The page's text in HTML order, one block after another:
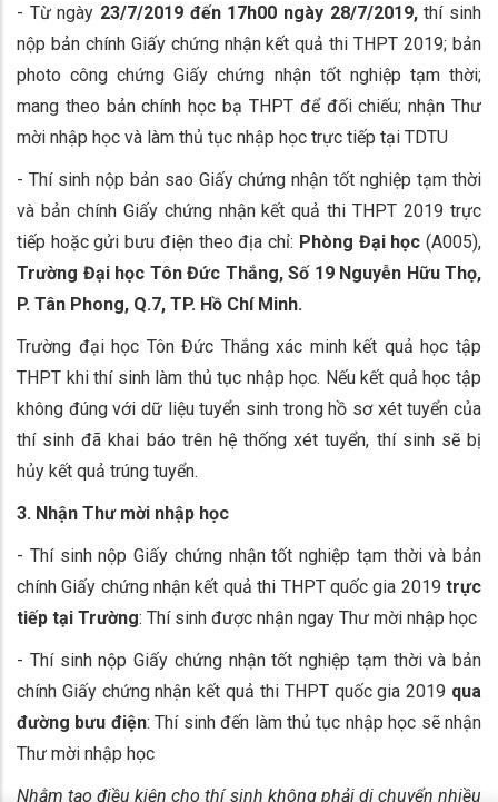
- Từ ngày 23/7/2019 đến 17h00 ngày 28/7/2019,thí sinh
nộp bản chính Giấy chứng nhận kết quả thi THPT 2019; bản
photo công chứng Giấy chứng nhận tốt nghiệp tạm thời;
mang theo bản chính học bạ THPT để đối chiếu; nhận Thư
mời nhập học và làm thủ tục nhập học trực tiếp tại TDTU
- Thí sinh nộp bản sao Giấy chứng nhận tốt nghiệp tạm thời
và bản chính Giấy chứng nhận kết quả thi THPT 2019 trực
tiếp hoặc gửi bưu điện theo địa chỉ: Phòng Đại học (A005),
Trường Đại học Tôn Đức Thắng, Số 19 Nguyễn Hữu Thọ,
P. Tân Phong, Q.7, TP. Hồ Chí Minh.
Trường đại học Tôn Đức Thắng xác minh kết quả học tập
THPT khi thí sinh làm thủ tục nhập học. Nếu kết quả học tập
không đúng với dữ liệu tuyển sinh trong hồ sơ xét tuyển của
thí sinh đã khai báo trên hệ thống xét tuyển, thí sinh sẽ bị
hủy kết quả trúng tuyển.
3. Nhận Thư mời nhập học
- Thí sinh nộp Giấy chứng nhận tốt nghiệp tạm thời và bản
chính Giấy chứng nhận kết quả thi THPT quốc gia 2019 trực
tiếp tại Trường: Thí sinh được nhận ngay Thư mời nhập học
- Thí sinh nộp Giấy chứng nhận tốt nghiệp tạm thời và bản
chính Giấy chứng nhận kết quả thi THPT quốc gia 2019 qua
đường bưu điện: Thí sinh đến làm thủ tục nhập học sẽ nhận
Thư mời nhập học
Nhằm tạo điều kiện cho thí sinh không phải di chuyển nhiều